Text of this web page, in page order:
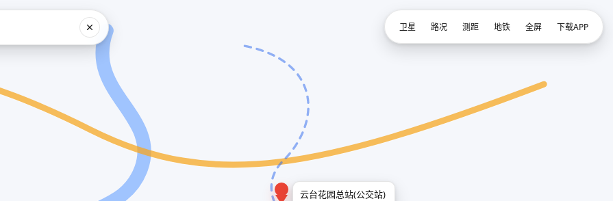
云台花园总站(公交站)
卫星 路况 测距 地铁 全屏 下载APP